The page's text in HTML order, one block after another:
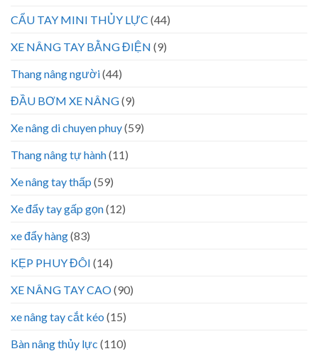
CẨU TAY MINI THỦY LỰC (44)
XE NÂNG TAY BẰNG ĐIỆN (9)
Thang nâng người(44)
ĐẦU BƠM XE NÂNG(9)
Xe nâng di chuyen phuy(59)
Thang nâng tự hành(11)
Xe nâng tay thấp (59)
Xe đẩy tay gấp gọn(12)
xe đẩy hàng(83)
KẸP PHUY ĐÔI (14)
XE NÂNG TAY CAO(90)
xe nâng tay cắt kéo (15)
Bàn nâng thủy lực (110)